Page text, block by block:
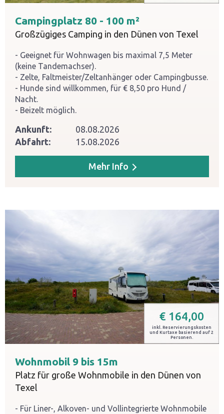
€ 164,00
inkl. Reservierungskosten
und Kurtaxe basierend auf 2
Personen.
Wohnmobil 9 bis 15m
Platz für große Wohnmobile in den Dünen von
Texel
Für Liner-, Alkoven- und Vollintegrierte Wohnmobile
Campingplatz 80 - 100 m²
Großzügiges Camping in den Dünen von Texel
Geeignet für Wohnwagen bis maximal 7,5 Meter
(keine Tandemachser).
Zelte, Faltmeister/Zeltanhänger oder Campingbusse.
Hunde sind willkommen, für € 8,50 pro Hund /
Nacht.
Beizelt möglich.
Ankunft:
08.08.2026
Abfahrt:
15.08.2026
Mehr Info